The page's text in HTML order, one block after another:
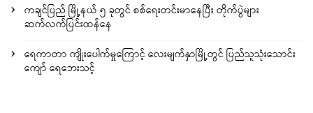
ကချင်ပြည် မြို့နယ် ၅ ခုတွင် စစ်ရေးတင်းမာနေပြီး တိုက်ပွဲများ
ဆက်လက်ပြင်းထန်နေ
ရေကာတာ ကျိုးပေါက်မှုကြောင့် လေးမျက်နှာမြို့တွင် ပြည်သူသုံးသောင်း
ကျော် ရေဘေးသင့်